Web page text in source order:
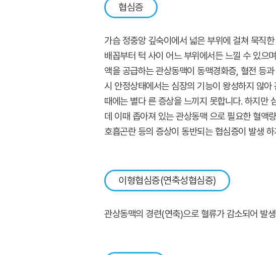
협심증
가슴 정중앙 깊숙이에서 넓은 부위에 걸쳐 묵직
배꼽부터 턱 사이 어느 부위에서든 느낄 수 있으
액을 공급하는 관상동맥이 동맥경화증, 혈전 등
시 안정상태에서는 심장의 기능이 왕성하지 않
때에는 별다 른 증상을 느끼지 못합니다. 하지만
데 이때 좁아져 있는 관상동맥 으로 필요한 혈액
호흡곤란 등의 증상이 동반되는 협심증이 발생
이형협심증(연축성협심증)
관상동맥의 경련(연축)으로 혈류가 감소되어 발